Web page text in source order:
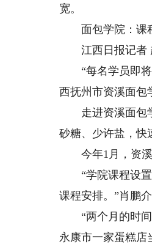
宽。
面包学院：课
江西日报记者
“每名学员即将
西抚州市资溪面包
走进资溪面包学
砂糖、少许盐，快
今年1月，资溪
“学院课程设置
课程安排。”肖鹏
“两个月的时间
永康市一家蛋糕店